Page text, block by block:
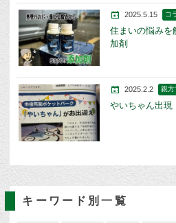
2025.5.15 コ
住まいの悩みを
加剤
2025.2.2 親方
やいちゃん出
キーワード別一覧